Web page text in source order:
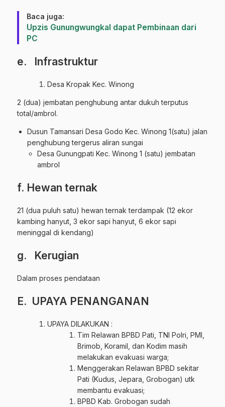
Baca juga:
Upzis Gunungwungkal dapat Pembinaan dari
PC
e. Infrastruktur
Desa Kropak Kec. Winong
2 (dua) jembatan penghubung antar dukuh terputus
total/ambrol.
Dusun Tamansari Desa Godo Kec. Winong 1(satu) jalan
penghubung tergerus aliran sungai
Desa Gunungpati Kec. Winong 1 (satu) jembatan
ambrol
f. Hewan ternak
21 (dua puluh satu) hewan ternak terdampak (12 ekor
kambing hanyut, 3 ekor sapi hanyut, 6 ekor sapi
meninggal di kendang)
g. Kerugian
Dalam proses pendataan
E. UPAYA PENANGANAN
UPAYA DILAKUKAN :
Tim Relawan BPBD Pati, TNI Polri, PMI,
Brimob, Koramil, dan Kodim masih
melakukan evakuasi warga;
Menggerakan Relawan BPBD sekitar
Pati (Kudus, Jepara, Grobogan) utk
membantu evakuasi;
BPBD Kab. Grobogan sudah